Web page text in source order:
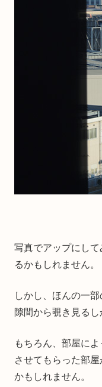
写真でアップにし
るかもしれません。
しかし、ほんの一
隙間から覗き見るし
もちろん、部屋に
させてもらった部
かもしれません。